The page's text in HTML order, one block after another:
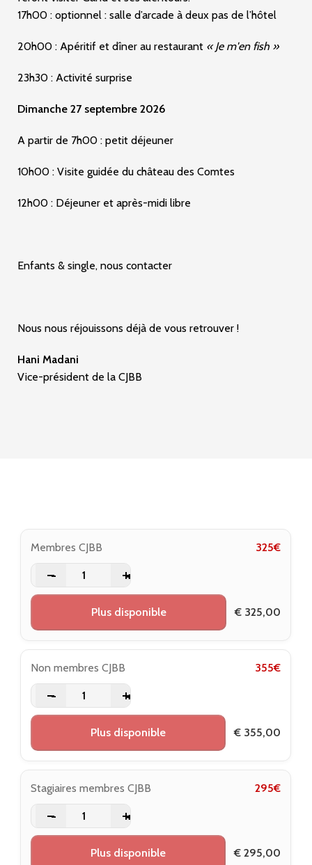
17h00 : optionnel : salle d’arcade à deux pas de l’hôtel
20h00 : Apéritif et dîner au restaurant « Je m'en fish »
23h30 : Activité surprise
Dimanche 27 septembre 2026
A partir de 7h00 : petit déjeuner
10h00 : Visite guidée du château des Comtes
12h00 : Déjeuner et après-midi libre
Enfants & single, nous contacter
Nous nous réjouissons déjà de vous retrouver !
Hani Madani
Vice-président de la CJBB
Membres CJBB 325€
- +
Plus disponible € 325,00
Non membres CJBB 355€
- +
Plus disponible € 355,00
Stagiaires membres CJBB 295€
- +
Plus disponible € 295,00